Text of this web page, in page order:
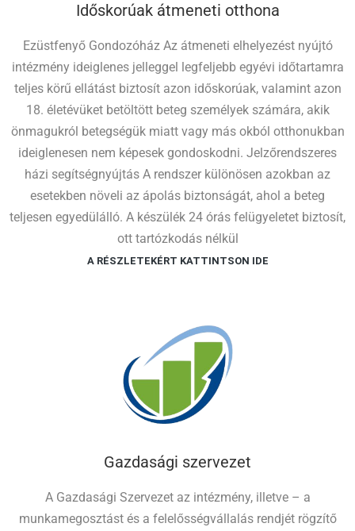
Időskorúak átmeneti otthona
Ezüstfenyő Gondozóház Az átmeneti elhelyezést nyújtó
intézmény ideiglenes jelleggel legfeljebb egyévi időtartamra
teljes körű ellátást biztosít azon időskorúak, valamint azon
18. életévüket betöltött beteg személyek számára, akik
önmagukról betegségük miatt vagy más okból otthonukban
ideiglenesen nem képesek gondoskodni. Jelzőrendszeres
házi segítségnyújtás A rendszer különösen azokban az
esetekben növeli az ápolás biztonságát, ahol a beteg
teljesen egyedülálló. A készülék 24 órás felügyeletet biztosít,
ott tartózkodás nélkül
A RÉSZLETEKÉRT KATTINTSON IDE
Gazdasági szervezet
A Gazdasági Szervezet az intézmény, illetve – a
munkamegosztást és a felelősségvállalás rendjét rögzítő